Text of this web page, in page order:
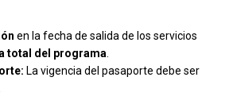
en la fecha de salida de los servicios
total del programa.
La vigencia del pasaporte debe ser